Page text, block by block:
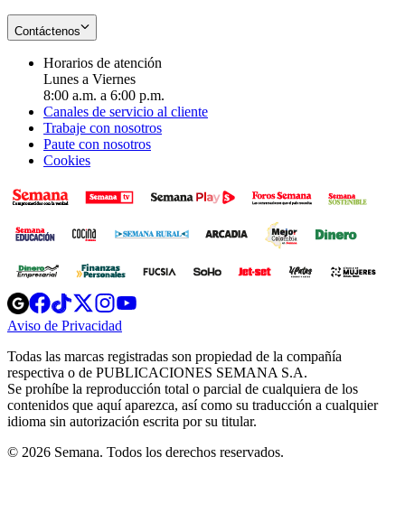
Contáctenos
Horarios de atención
Lunes a Viernes
8:00 a.m. a 6:00 p.m.
Canales de servicio al cliente
Trabaje con nosotros
Paute con nosotros
Cookies
Opens
in
new
Opens
in
new
Opens
in
new
window
Opens
new
windowwindow
Aviso de Privacidad
new
window
Todas las marcas registradas son propiedad de la compañía
respectiva o de PUBLICACIONES SEMANA S.A.
Se prohíbe la reproducción total o parcial de cualquiera de los
contenidos que aquí aparezca, así como su traducción a cualquier
idioma sin autorización escrita por su titular.
© 2026 Semana. Todos los derechos reservados.